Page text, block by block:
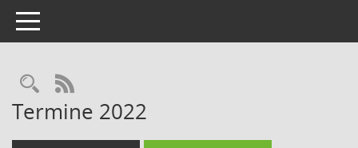
Toggle navigation
Rechercheauswahl
RSS-Feed
Termine 2022